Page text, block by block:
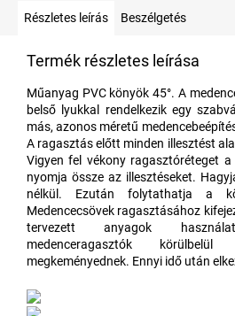
Részletes leírás Beszélgetés
Termék részletes leírása
Műanyag PVC könyök 45°. A
belső lyukkal rendelkezik egy
más, azonos méretű
A ragasztás előtt minden illesztést
Vigyen fel vékony ragasztóréteget
nyomja össze az illesztéseket.
nélkül. Ezután folytathatja a
Medencecsövek ragasztásához
tervezett anyagok
medenceragasztók
megkeményednek. Ennyi idő után